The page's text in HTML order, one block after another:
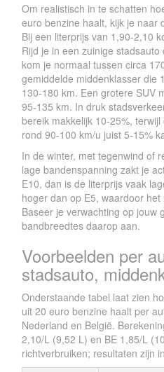
Om realistisch in te schatten
euro benzine haalt, kijk je naar
Bij een literprijs van 1,90-2,10
Rijd je in een zuinige
kom je normaal tussen circa
gemiddelde middenklasser die
130-180 km. Een grotere SUV
95-135 km. In druk
bereik makkelijk 10-25%,
rond 90-100 km/u juist 5-15%
In de winter, met tegenwind of
lage bandenspanning zakt je
E10, dan is de literprijs vaak
hoger dan op E5, waardoor
Baseer je verwachting op jouw
bandbreedtes daarop aan.
Voorbeelden per
stadsauto,
Onderstaande tabel laat zien
uit 20 euro benzine haalt per
Nederland en België.
2,10/L (9,52 L) en BE 1,85/L
richtverbruiken; resultaten zijn